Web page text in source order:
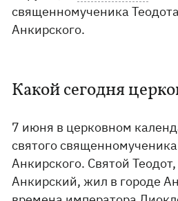
священномученика
Анкирского.
Какой сегодня
7 июня в церковном
святого
Анкирского. Святой
Анкирский, жил в городе